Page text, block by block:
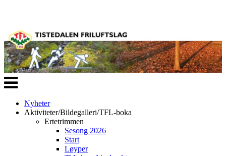
Veksle
navigasjon
Nyheter
Aktiviteter/Bildegalleri/TFL-boka
Ertetrimmen
Sesong 2026
Start
Løyper